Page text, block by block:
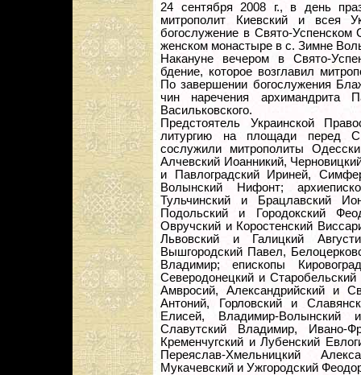
24 сентября 2008 г., в день
митрополит Киевский и всея
богослужение в Свято-Успенском
женском монастыре в с. Зимне
Накануне вечером в Свято-
бдение, которое возглавил
По завершении богослужения
чин наречения архимандрита
Васильковского.
Предстоятель Украинской
литургию на площади перед
сослужили митрополиты
Алчевский Иоанникий,
и Павлоградский Ириней,
Волынский Нифонт;
Тульчинский и Брацлавский
Подольский и Городокский
Овручский и Коростенский
Львовский и Галицкий
Вышгородский Павел,
Владимир; епископы
Северодонецкий и Старобельский
Амвросий, Александрийский и
Антоний, Горловский и
Елисей, Владимир-
Славутский Владимир, Ивано-
Кременчугский и Лубенский
Переяслав-Хмельницкий
Мукачевский и Ужгородский